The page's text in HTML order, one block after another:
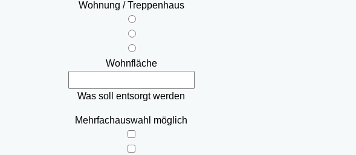
Wohnung / Treppenhaus
Wohnfläche
Was soll entsorgt werden
Mehrfachauswahl möglich